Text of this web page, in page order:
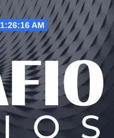
1:26:17 AM